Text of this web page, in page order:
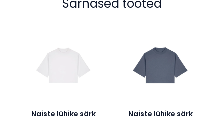
Sarnased tooted
Naiste lühike särk
Naiste lühike särk